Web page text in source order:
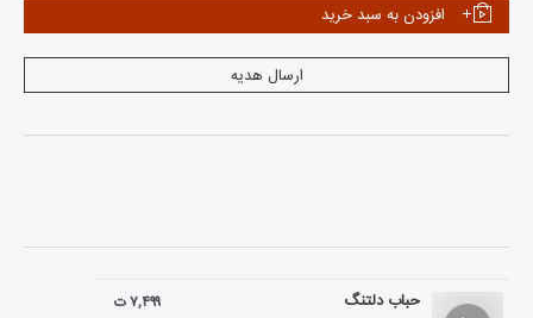
افزودن به سبد خرید
ارسال هدیه
حباب دلتنگ ۷,۴۹۹ ت